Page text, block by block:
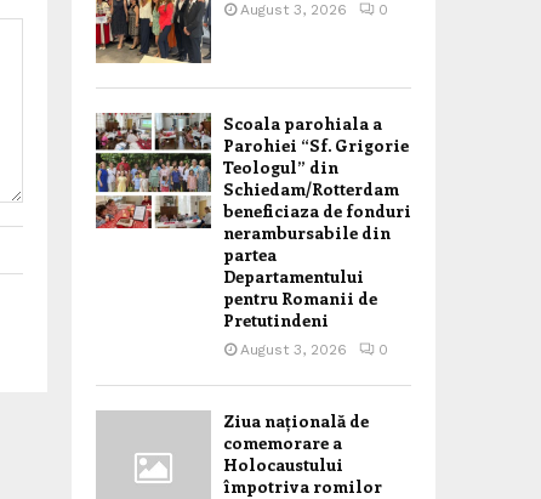
August 3, 2026 0
Scoala parohiala a
Parohiei “Sf. Grigorie
Teologul” din
Schiedam/Rotterdam
beneficiaza de fonduri
nerambursabile din
partea
Departamentului
pentru Romanii de
Pretutindeni
August 3, 2026 0
Ziua națională de
comemorare a
Holocaustului
împotriva romilor